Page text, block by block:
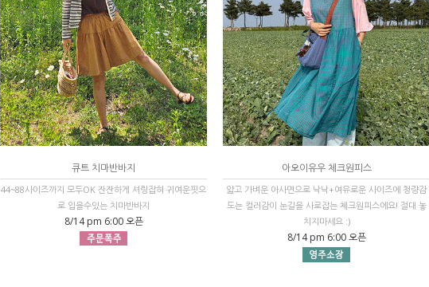
큐트 치마반바지
44~88사이즈까지 모두OK 잔잔하게 셔링잡혀 귀여운핏으
로 입을수있는 치마반바지
8/14 pm 6:00 오픈
아오이유우 체크원피스
얇고 가벼운 아사면으로 낙낙+여유로운 사이즈에 청량감
도는 컬러감이 눈길을 사로잡는 체크원피스에요! 절대 놓
치지마세요 :)
8/14 pm 6:00 오픈